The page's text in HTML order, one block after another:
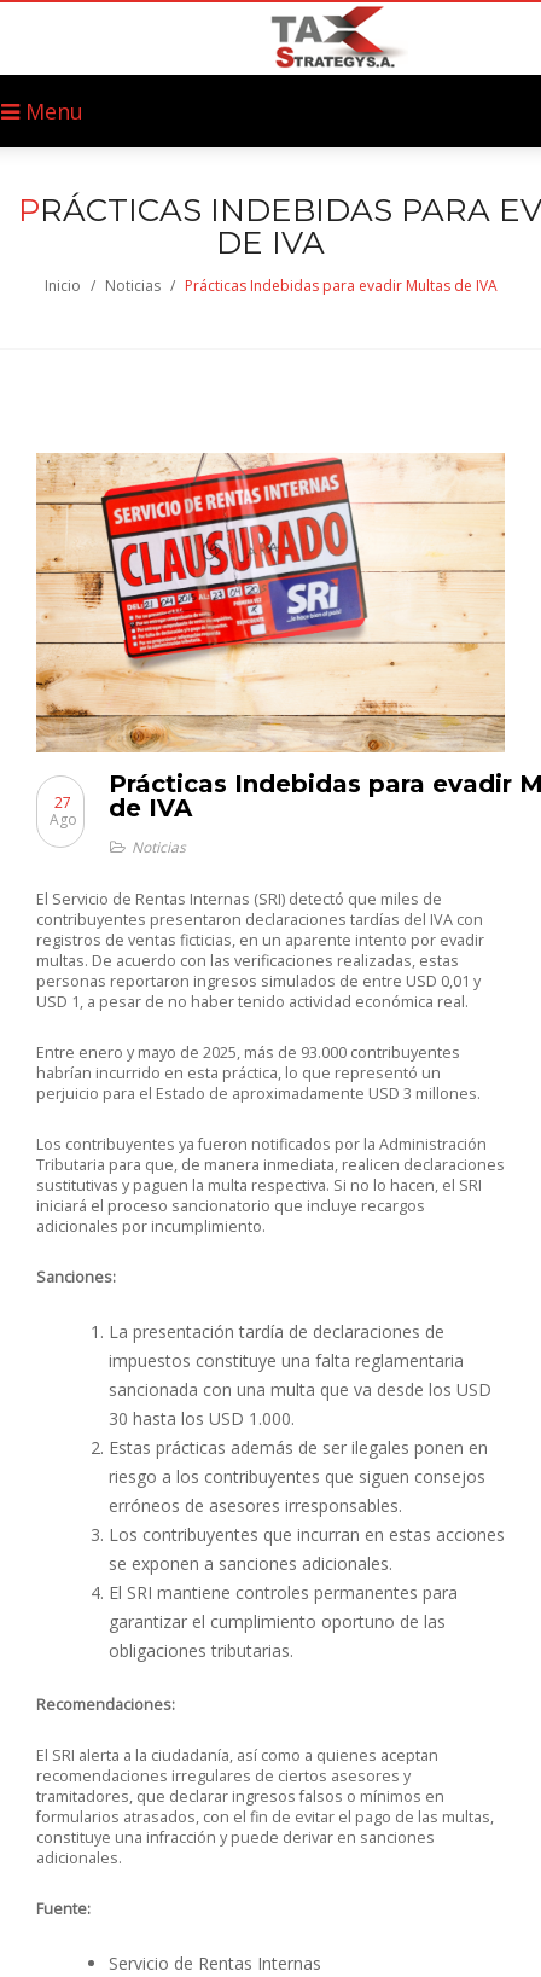
Menu
PRÁCTICAS INDEBIDAS PARA
DE IVA
Inicio / Noticias / Prácticas Indebidas para evadir Multas de IVA
Prácticas Indebidas para evadir
de IVA
27
Ago
Noticias
El Servicio de Rentas Internas (SRI) detectó que miles de
contribuyentes presentaron declaraciones tardías del IVA con
registros de ventas ficticias, en un aparente intento por evadir
multas. De acuerdo con las verificaciones realizadas, estas
personas reportaron ingresos simulados de entre USD 0,01 y
USD 1, a pesar de no haber tenido actividad económica real.
Entre enero y mayo de 2025, más de 93.000 contribuyentes
habrían incurrido en esta práctica, lo que representó un
perjuicio para el Estado de aproximadamente USD 3 millones.
Los contribuyentes ya fueron notificados por la Administración
Tributaria para que, de manera inmediata, realicen declaraciones
sustitutivas y paguen la multa respectiva. Si no lo hacen, el SRI
iniciará el proceso sancionatorio que incluye recargos
adicionales por incumplimiento.
Sanciones:
La presentación tardía de declaraciones de
impuestos constituye una falta reglamentaria
sancionada con una multa que va desde los USD
30 hasta los USD 1.000.
Estas prácticas además de ser ilegales ponen en
riesgo a los contribuyentes que siguen consejos
erróneos de asesores irresponsables.
Los contribuyentes que incurran en estas acciones
se exponen a sanciones adicionales.
El SRI mantiene controles permanentes para
garantizar el cumplimiento oportuno de las
obligaciones tributarias.
Recomendaciones:
El SRI alerta a la ciudadanía, así como a quienes aceptan
recomendaciones irregulares de ciertos asesores y
tramitadores, que declarar ingresos falsos o mínimos en
formularios atrasados, con el fin de evitar el pago de las multas,
constituye una infracción y puede derivar en sanciones
adicionales.
Fuente:
Servicio de Rentas Internas